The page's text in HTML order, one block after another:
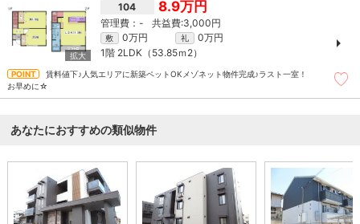
104 8.9万円
- 3,000円
敷 0万円 礼
0万円
1階 2LDK（53.85ｍ 2）
賃料値下♪人気エリアに新築ペットOKメゾネット物件完成♪ラスト一室！
お早めに☆
あなたにおすすめの類似物件